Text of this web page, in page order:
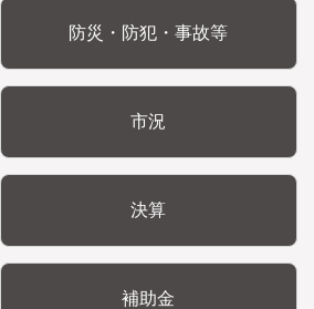
防災・防犯・事故等
市況
決算
補助金